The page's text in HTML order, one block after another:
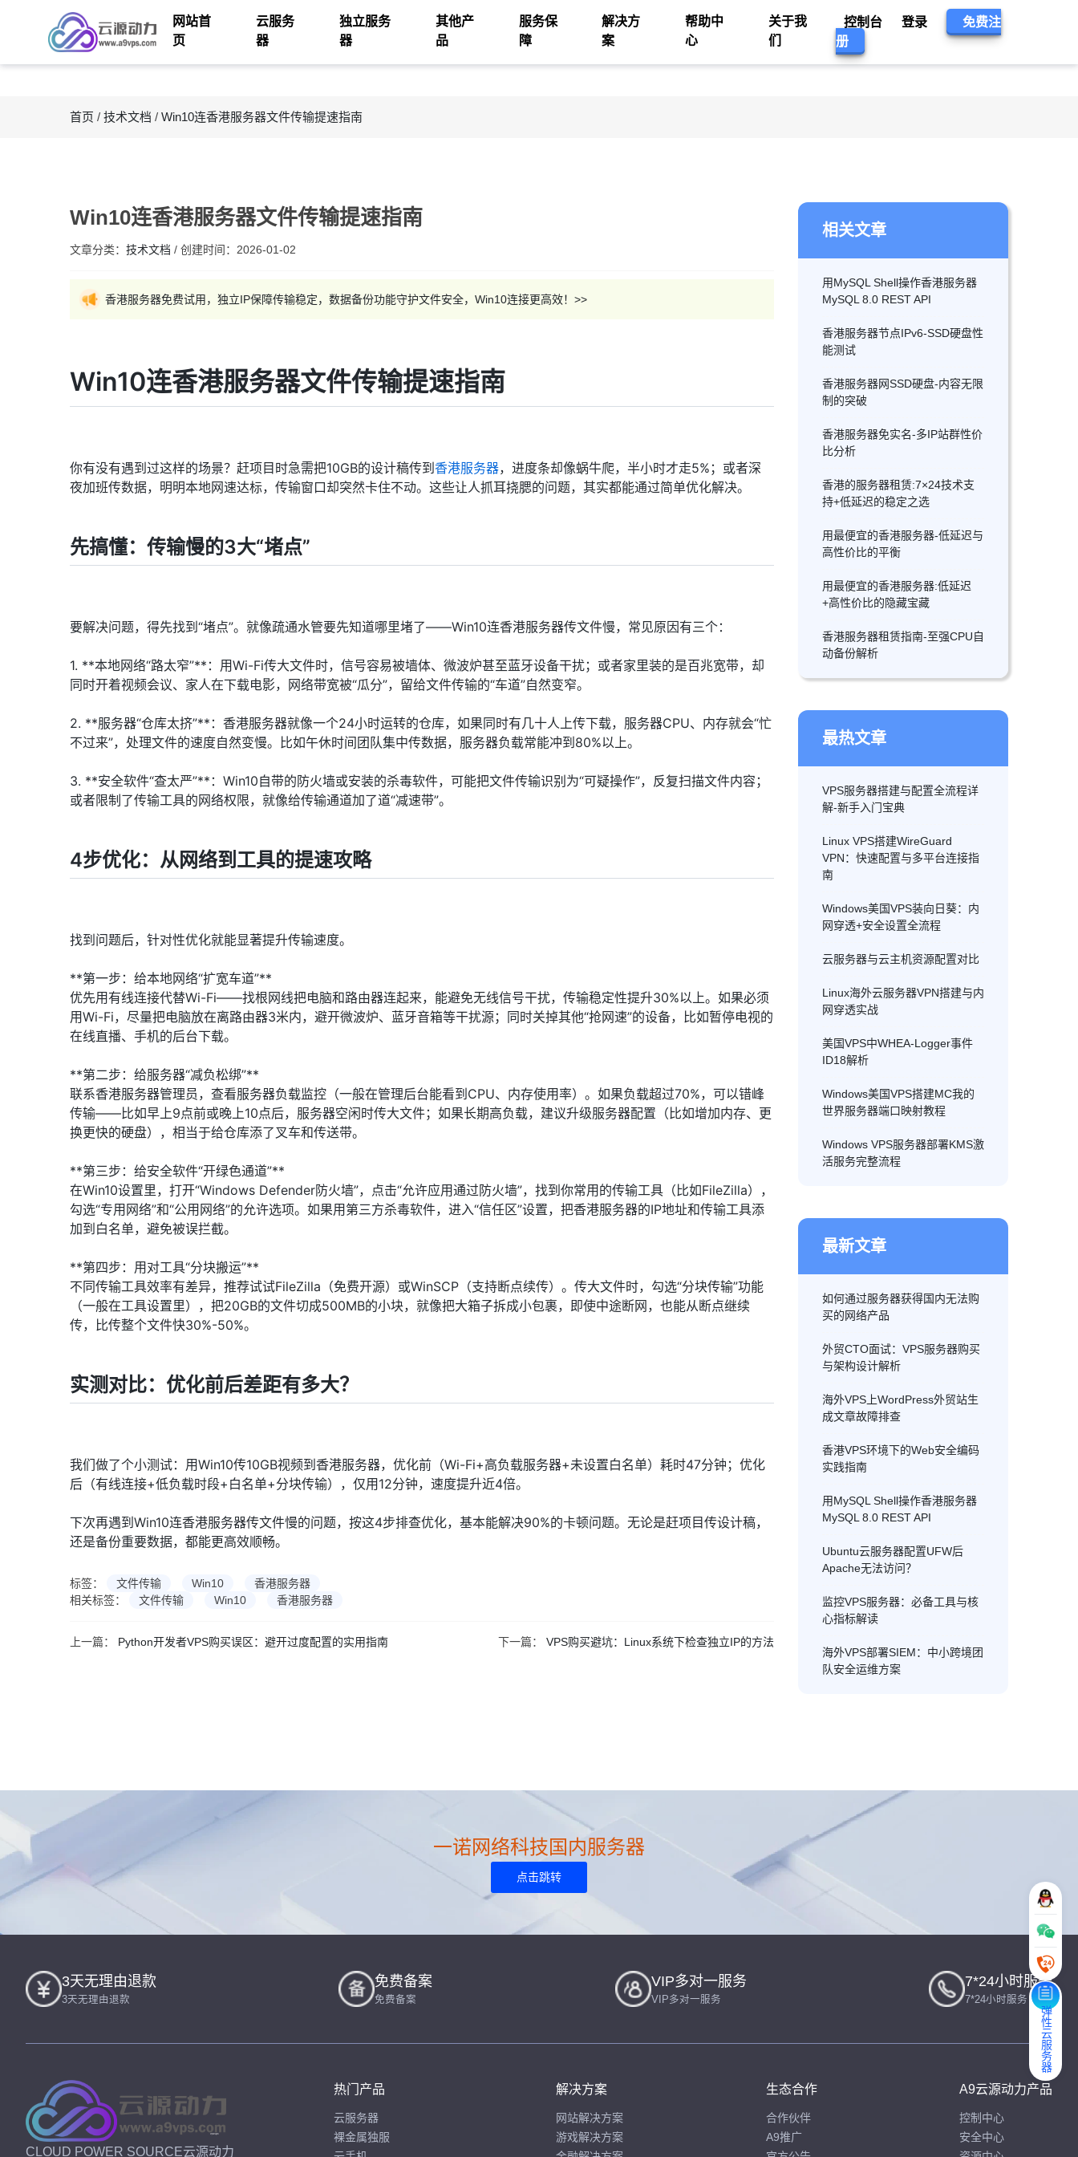
网站首
页
云服务
器
独立服务
器
其他产
品
服务保
障
解决方
案
帮助中
心
关于我
们
控制台 登录
免费注
册
首页 / 技术文档 / Win10连香港服务器文件传输提速指南
Win10连香港服务器文件传输提速指南
文章分类： 技术文档 / 创建时间： 2026-01-02
香港服务器免费试用，独立IP保障传输稳定，数据备份功能守护文件安全，Win10连接更高效！>>
Win10连香港服务器文件传输提速指南
你有没有遇到过这样的场景？赶项目时急需把10GB的设计稿传到香港服务器，进度条却像蜗牛爬，半小时才走5%；或者深
夜加班传数据，明明本地网速达标，传输窗口却突然卡住不动。这些让人抓耳挠腮的问题，其实都能通过简单优化解决。
先搞懂：传输慢的3大“堵点”
要解决问题，得先找到“堵点”。就像疏通水管要先知道哪里堵了——Win10连香港服务器传文件慢，常见原因有三个：
1. **本地网络“路太窄”**：用Wi-Fi传大文件时，信号容易被墙体、微波炉甚至蓝牙设备干扰；或者家里装的是百兆宽带，却
同时开着视频会议、家人在下载电影，网络带宽被“瓜分”，留给文件传输的“车道”自然变窄。
2. **服务器“仓库太挤”**：香港服务器就像一个24小时运转的仓库，如果同时有几十人上传下载，服务器CPU、内存就会“忙
不过来”，处理文件的速度自然变慢。比如午休时间团队集中传数据，服务器负载常能冲到80%以上。
3. **安全软件“查太严”**：Win10自带的防火墙或安装的杀毒软件，可能把文件传输识别为“可疑操作”，反复扫描文件内容；
或者限制了传输工具的网络权限，就像给传输通道加了道“减速带”。
4步优化：从网络到工具的提速攻略
找到问题后，针对性优化就能显著提升传输速度。
**第一步：给本地网络“扩宽车道”**
优先用有线连接代替Wi-Fi——找根网线把电脑和路由器连起来，能避免无线信号干扰，传输稳定性提升30%以上。如果必须
用Wi-Fi，尽量把电脑放在离路由器3米内，避开微波炉、蓝牙音箱等干扰源；同时关掉其他“抢网速”的设备，比如暂停电视的
在线直播、手机的后台下载。
**第二步：给服务器“减负松绑”**
联系香港服务器管理员，查看服务器负载监控（一般在管理后台能看到CPU、内存使用率）。如果负载超过70%，可以错峰
传输——比如早上9点前或晚上10点后，服务器空闲时传大文件；如果长期高负载，建议升级服务器配置（比如增加内存、更
换更快的硬盘），相当于给仓库添了叉车和传送带。
**第三步：给安全软件“开绿色通道”**
在Win10设置里，打开“Windows Defender防火墙”，点击“允许应用通过防火墙”，找到你常用的传输工具（比如FileZilla），
勾选“专用网络”和“公用网络”的允许选项。如果用第三方杀毒软件，进入“信任区”设置，把香港服务器的IP地址和传输工具添
加到白名单，避免被误拦截。
**第四步：用对工具“分块搬运”**
不同传输工具效率有差异，推荐试试FileZilla（免费开源）或WinSCP（支持断点续传）。传大文件时，勾选“分块传输”功能
（一般在工具设置里），把20GB的文件切成500MB的小块，就像把大箱子拆成小包裹，即使中途断网，也能从断点继续
传，比传整个文件快30%-50%。
实测对比：优化前后差距有多大？
我们做了个小测试：用Win10传10GB视频到香港服务器，优化前（Wi-Fi+高负载服务器+未设置白名单）耗时47分钟；优化
后（有线连接+低负载时段+白名单+分块传输），仅用12分钟，速度提升近4倍。
下次再遇到Win10连香港服务器传文件慢的问题，按这4步排查优化，基本能解决90%的卡顿问题。无论是赶项目传设计稿，
还是备份重要数据，都能更高效顺畅。
标签： 文件传输 Win10
香港服务器
相关标签：
文件传输 Win10 香港服务器
上一篇： Python开发者VPS购买误区：避开过度配置的实用指南 下一篇： VPS购买避坑：Linux系统下检查独立IP的方法
相关文章
用MySQL Shell操作香港服务器
MySQL 8.0 REST API
香港服务器节点IPv6-SSD硬盘性
能测试
香港服务器网SSD硬盘-内容无限
制的突破
香港服务器免实名-多IP站群性价
比分析
香港的服务器租赁:7×24技术支
持+低延迟的稳定之选
用最便宜的香港服务器-低延迟与
高性价比的平衡
用最便宜的香港服务器:低延迟
+高性价比的隐藏宝藏
香港服务器租赁指南-至强CPU自
动备份解析
最热文章
VPS服务器搭建与配置全流程详
解-新手入门宝典
Linux VPS搭建WireGuard
VPN：快速配置与多平台连接指
南
Windows美国VPS装向日葵：内
网穿透+安全设置全流程
云服务器与云主机资源配置对比
Linux海外云服务器VPN搭建与内
网穿透实战
美国VPS中WHEA-Logger事件
ID18解析
Windows美国VPS搭建MC我的
世界服务器端口映射教程
Windows VPS服务器部署KMS激
活服务完整流程
最新文章
如何通过服务器获得国内无法购
买的网络产品
外贸CTO面试：VPS服务器购买
与架构设计解析
海外VPS上WordPress外贸站生
成文章故障排查
香港VPS环境下的Web安全编码
实践指南
用MySQL Shell操作香港服务器
MySQL 8.0 REST API
Ubuntu云服务器配置UFW后
Apache无法访问？
监控VPS服务器：必备工具与核
心指标解读
海外VPS部署SIEM：中小跨境团
队安全运维方案
弹性云服务器
一诺网络科技国内服务器
点击跳转
3天无理由退款
3天无理由退款
免费备案
免费备案
VIP多对一服务
VIP多对一服务
7*24小时服务
7*24小时服务
CLOUD POWER SOURCE云源动力
热门产品
云服务器
裸金属独服
解决方案
网站解决方案
游戏解决方案
生态合作
合作伙伴
A9推广
A9云源动力产品
控制中心
安全中心